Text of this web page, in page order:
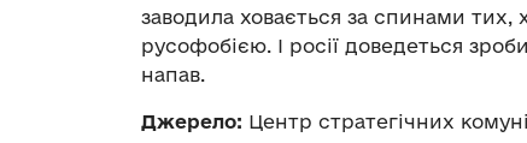
заводила ховається за спинами тих,
русофобією. І росії доведеться
напав.
Джерело: Центр стратегічних